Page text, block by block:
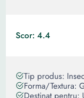
Scor: 4.4
Tip produs:
Forma/Textura:
Destinat pentru: